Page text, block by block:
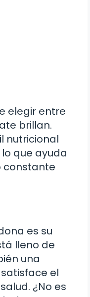
elegir entre
brillan.
nutricional
que ayuda
constante
es su
lleno de
una
el
¿No es